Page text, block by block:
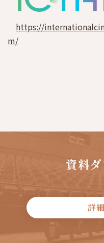
https://
m/
資料
詳